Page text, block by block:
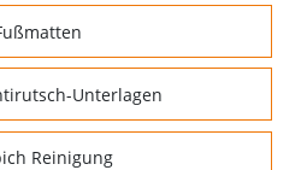
Unterlagen
Reinigung